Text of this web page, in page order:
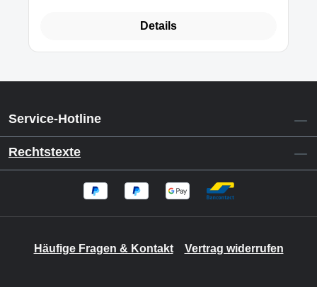
Details
Service-Hotline
Rechtstexte
Häufige Fragen & Kontakt Vertrag widerrufen